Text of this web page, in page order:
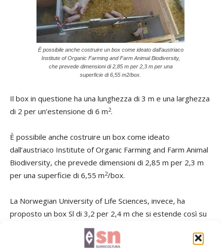
È possibile anche costruire un box come ideato dall’austriaco
Institute of Organic Farming and Farm Animal Biodiversity,
che prevede dimensioni di 2,85 m per 2,3 m per una
superficie di 6,55 m2/box.
Il box in questione ha una lunghezza di 3 m e una larghezza
di 2 per un’estensione di 6 m2.
È possibile anche costruire un box come ideato
dall’austriaco Institute of Organic Farming and Farm Animal
Biodiversity, che prevede dimensioni di 2,85 m per 2,3 m
per una superficie di 6,55 m2/box.
La Norwegian University of Life Sciences, invece, ha
proposto un box Sl di 3,2 per 2,4 m che si estende così su
una superficie di 7,68 m .